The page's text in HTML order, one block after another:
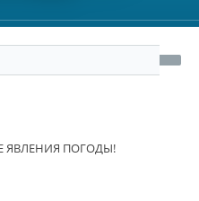
ЯВЛЕНИЯ ПОГОДЫ!